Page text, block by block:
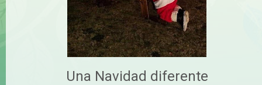
Una Navidad diferente